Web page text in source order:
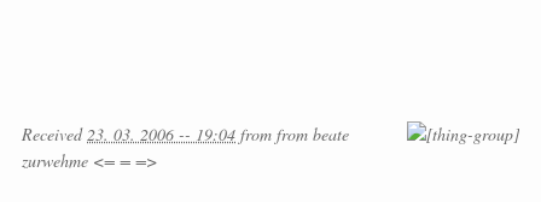
Received23. 03. 2006 -- 19:04 from from beate
zurwehme <= = =>